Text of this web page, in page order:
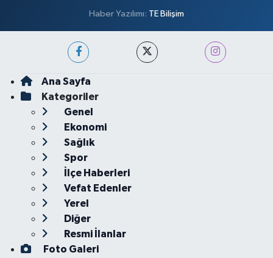
Haber Yazılımı: TE Bilişim
Ana Sayfa
Kategoriler
Genel
Ekonomi
Sağlık
Spor
İlçe Haberleri
Vefat Edenler
Yerel
Diğer
Resmi İlanlar
Foto Galeri